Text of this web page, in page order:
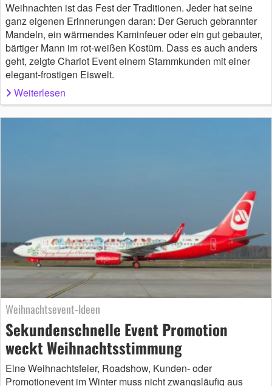
Weihnachten ist das Fest der Traditionen. Jeder hat seine
ganz eigenen Erinnerungen daran: Der Geruch gebrannter
Mandeln, ein wärmendes Kaminfeuer oder ein gut gebauter,
bärtiger Mann im rot-weißen Kostüm. Dass es auch anders
geht, zeigte Chariot Event einem Stammkunden mit einer
elegant-frostigen Eiswelt.
Weiterlesen
Weihnachtsevent-Ideen
Sekundenschnelle Event Promotion
weckt Weihnachtsstimmung
Eine Weihnachtsfeier, Roadshow, Kunden- oder
Promotionevent im Winter muss nicht zwangsläufig aus